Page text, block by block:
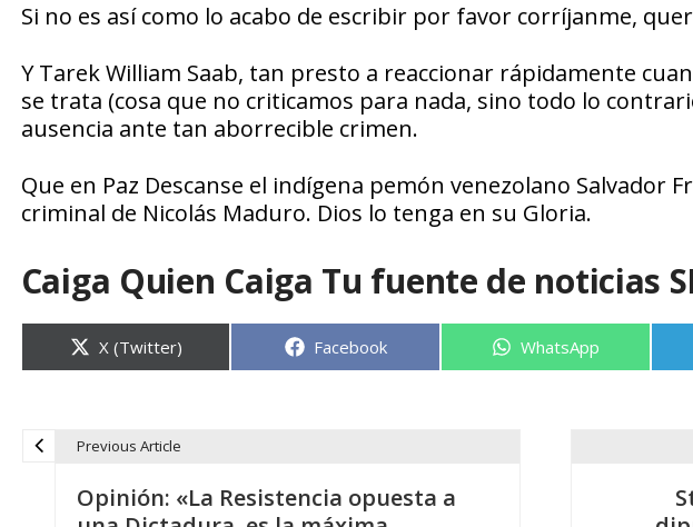
Si no es así como lo acabo de escribir por favor corríjanme,
Y Tarek William Saab, tan presto a reaccionar rápidamente
se trata (cosa que no criticamos para nada, sino todo lo
ausencia ante tan aborrecible crimen.
Que en Paz Descanse el indígena pemón venezolano Salvador
criminal de Nicolás Maduro. Dios lo tenga en su Gloria.
Caiga Quien Caiga Tu fuente de noticias
Compartir
en
X (Twitter) Compartir
Facebook Compartir
WhatsApp
Previous Article
Opinión: «La Resistencia opuesta a